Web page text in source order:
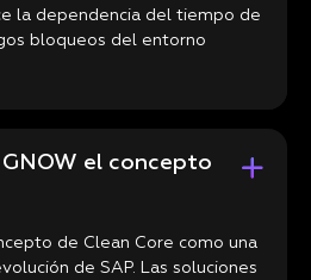
la dependencia del tiempo de
bloqueos del entorno
el concepto
de Clean Core como una
de SAP. Las soluciones